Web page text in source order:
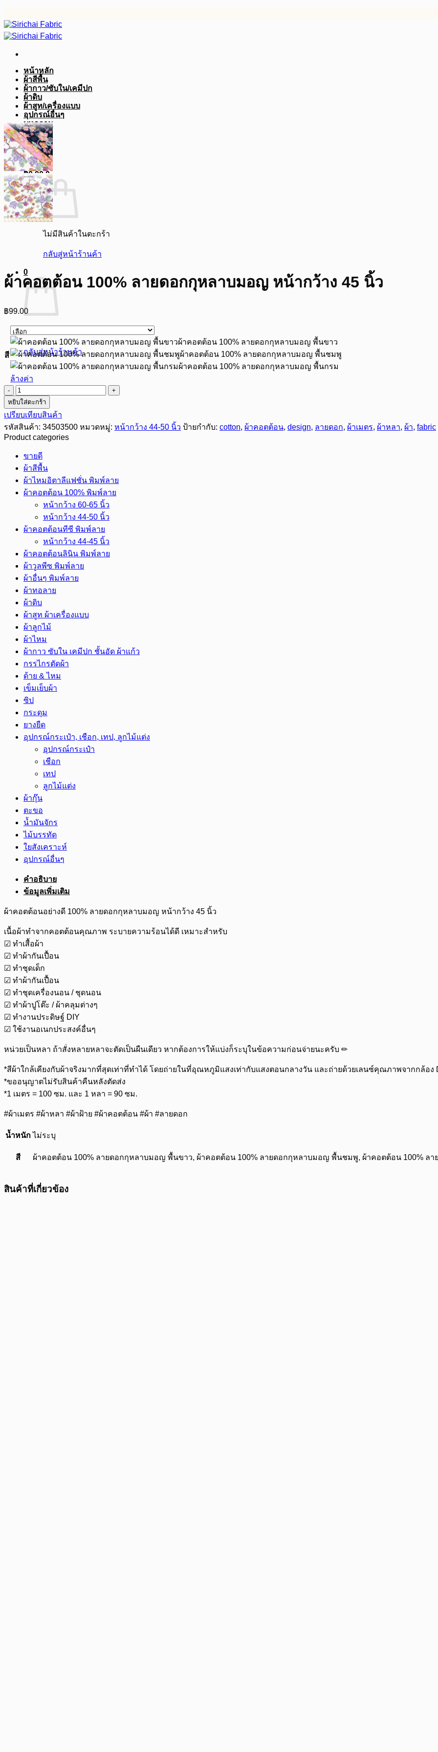
ไป
ยัง
หน้าหลัก
ผ้าสีพื้น
ผ้ากาว/ซับใน/เคมีปก
ผ้าดิบ
ผ้าสูท/เครื่องแบบ
อุปกรณ์อื่นๆ
บทความ
฿0.00 0
ไม่มีสินค้าในตะกร้า
กลับสู่หน้าร้านค้า
0
ไม่มีสินค้าในตะกร้า
กลับสู่หน้าร้านค้า
ผ้าคอตต้อน 100% ลายดอกกุหลาบมอญ หน้ากว้าง 45 นิ้ว
฿99.00
สี
ผ้าคอตต้อน 100% ลายดอกกุหลาบมอญ พื้นขาว
ผ้าคอตต้อน 100% ลายดอกกุหลาบมอญ พื้นชมพู
ผ้าคอตต้อน 100% ลายดอกกุหลาบมอญ พื้นกรม
ล้างค่า
จำนวน
ผ้า
คอ
ต
ต้อน
ลาย
ดอก
กุหลาบ
มอญ
45
ชิ้น
หยิบใส่ตะกร้า
เปรียบเทียบสินค้า
รหัสสินค้า: 34503500 หมวดหมู่: หน้ากว้าง 44-50 นิ้ว ป้ายกำกับ: cotton, ผ้าคอตต้อน, design, ลายดอก, ผ้าเมตร, ผ้าหลา, ผ้า, fabric
Product categories
ขายดี
ผ้าสีพื้น
ผ้าไหมอิตาลีแฟชั่น พิมพ์ลาย
ผ้าคอตต้อน 100% พิมพ์ลาย
หน้ากว้าง 60-65 นิ้ว
หน้ากว้าง 44-50 นิ้ว
ผ้าคอตต้อนทีซี พิมพ์ลาย
หน้ากว้าง 44-45 นิ้ว
ผ้าคอตต้อนลินิน พิมพ์ลาย
ผ้าวูลพีซ พิมพ์ลาย
ผ้าอื่นๆ พิมพ์ลาย
ผ้าทอลาย
ผ้าดิบ
ผ้าสูท ผ้าเครื่องแบบ
ผ้าลูกไม้
ผ้าไหม
ผ้ากาว ซับใน เคมีปก ชั้นอัด ผ้าแก้ว
กรรไกรตัดผ้า
ด้าย & ไหม
เข็มเย็บผ้า
ซิป
กระดุม
ยางยืด
อุปกรณ์กระเป๋า, เชือก, เทป, ลูกไม้แต่ง
อุปกรณ์กระเป๋า
เชือก
เทป
ลูกไม้แต่ง
ผ้ากุ๊น
ตะขอ
น้ำมันจักร
ไม้บรรทัด
ใยสังเคราะห์
อุปกรณ์อื่นๆ
คำอธิบาย
ข้อมูลเพิ่มเติม
ผ้าคอตต้อนอย่างดี 100% ลายดอกกุหลาบมอญ หน้ากว้าง 45 นิ้ว
เนื้อผ้าทำจากคอตต้อนคุณภาพ ระบายความร้อนได้ดี เหมาะสำหรับ
☑ ทำเสื้อผ้า
☑ ทำผ้ากันเปื้อน
☑ ทำชุดเด็ก
☑ ทำผ้ากันเปื้อน
☑ ทำชุดเครื่องนอน / ชุดนอน
☑ ทำผ้าปูโต๊ะ / ผ้าคลุมต่างๆ
☑ ทำงานประดิษฐ์ DIY
☑ ใช้งานอเนกประสงค์อื่นๆ
หน่วยเป็นหลา ถ้าสั่งหลายหลาจะตัดเป็นผืนเดียว หากต้องการให้แบ่งก็ระบุในข้อความก่อนจ่ายนะครับ ✏
*สีผ้าใกล้เคียงกับผ้าจริงมากที่สุดเท่าที่ทำได้ โดยถ่ายในที่อุณหภูมิแสงเท่ากับแสงตอนกลางวัน และถ่ายด้วยเลนซ์คุณภาพจากกล้อง
*ขออนุญาตไม่รับสินค้าคืนหลังตัดส่ง
*1 เมตร = 100 ซม. และ 1 หลา = 90 ซม.
#ผ้าเมตร #ผ้าหลา #ผ้าฝ้าย #ผ้าคอตต้อน #ผ้า #ลายดอก
น้ำหนัก ไม่ระบุ
สี ผ้าคอตต้อน 100% ลายดอกกุหลาบมอญ พื้นขาว, ผ้าคอตต้อน 100% ลายดอกกุหลาบมอญ พื้นชมพู, ผ้าคอตต้อน 100% ล
สินค้าที่เกี่ยวข้อง